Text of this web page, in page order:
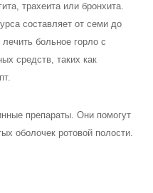
трахеита или бронхита.
составляет от семи до
больное горло с
средств, таких как
препараты. Они помогут
оболочек ротовой полости.